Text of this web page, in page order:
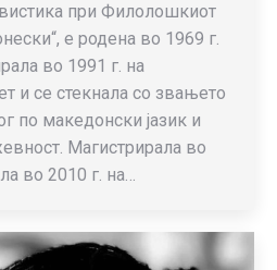
при Филолошкиот
е родена во 1969 г.
во 1991 г. на
и се стекнала со звањето
по македонски јазик и
Магистрирала во
во 2010 г. на…